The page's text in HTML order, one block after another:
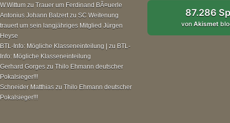
W.Wittum zu Trauer um Ferdinand BÃ¤uerle
Antonius Johann Balzertzu SC Weitenung
trauert um sein langjähriges Mitglied Jürgen
Heyse
BTL-Info: Mögliche Klasseneinteilung | zu BTL-
Info: Mögliche Klasseneinteilung
Gerhard Gorges zu Thilo Ehmann deutscher
Pokalsieger!!!
Schneider Matthias zu Thilo Ehmann deutscher
Pokalsieger!!!
87.286
vonAkismet